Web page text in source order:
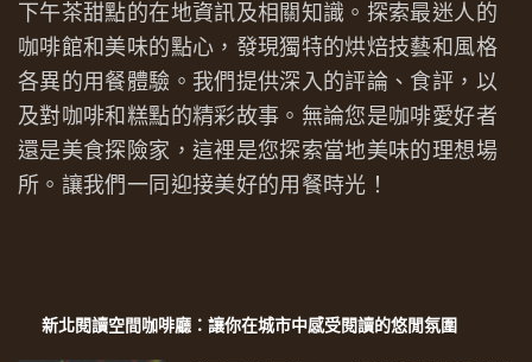
下午茶甜點的在地資訊及相關知識。探索最迷人的
咖啡館和美味的點心，發現獨特的烘焙技藝和風格
各異的用餐體驗。我們提供深入的評論、食評，以
及對咖啡和糕點的精彩故事。無論您是咖啡愛好者
還是美食探險家，這裡是您探索當地美味的理想場
所。讓我們一同迎接美好的用餐時光！
新北閱讀空間咖啡廳：讓你在城市中感受閱讀的悠閒氛圍